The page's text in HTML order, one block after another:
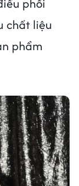
chất liệu
phẩm